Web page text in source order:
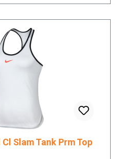
Znl Cl Slam Tank Prm Top